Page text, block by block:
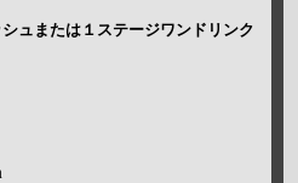
ュまたは１ステージワンドリンク